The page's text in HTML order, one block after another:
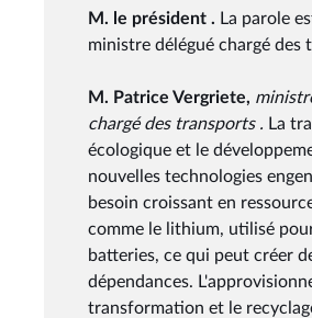
M. le président . La parole
ministre délégué chargé des
M. Patrice Vergriete,
chargé des transports . La
écologique et le
nouvelles technologies
besoin croissant en
comme le lithium, utilisé
batteries, ce qui peut créer
dépendances.
transformation et le